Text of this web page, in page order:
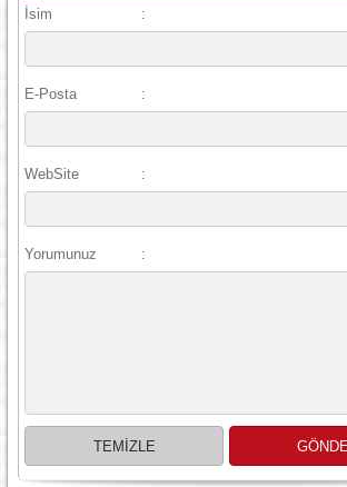
İsim :
E-Posta :
WebSite :
Yorumunuz :